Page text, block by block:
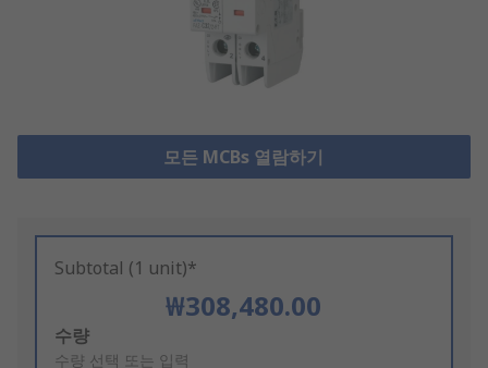
모든 MCBs 열람하기
Subtotal (1 unit)*
₩308,480.00
Add
to
수량
수량 선택 또는 입력